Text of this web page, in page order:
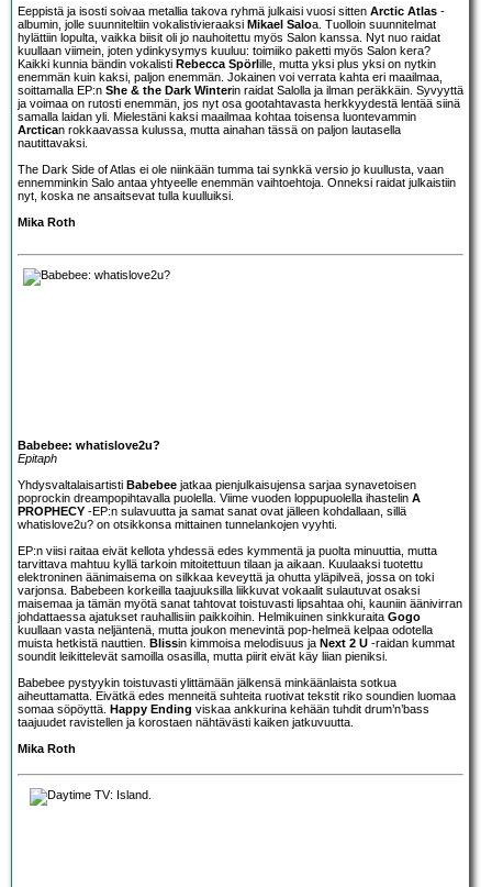
Eeppistä ja isosti soivaa metallia takova ryhmä julkaisi vuosi sitten Arctic Atlas -
albumin, jolle suunniteltiin vokalistivieraaksi Mikael Saloa. Tuolloin suunnitelmat
hylättiin lopulta, vaikka biisit oli jo nauhoitettu myös Salon kanssa. Nyt nuo raidat
kuullaan viimein, joten ydinkysymys kuuluu: toimiiko paketti myös Salon kera?
Kaikki kunnia bändin vokalisti Rebecca Spörl ille, mutta yksi plus yksi on nytkin
enemmän kuin kaksi, paljon enemmän. Jokainen voi verrata kahta eri maailmaa,
soittamalla EP:n She & the Dark Winterin raidat Salolla ja ilman peräkkäin. Syvyyttä
ja voimaa on rutosti enemmän, jos nyt osa gootahtavasta herkkyydestä lentää siinä
samalla laidan yli. Mielestäni kaksi maailmaa kohtaa toisensa luontevammin
Arctican rokkaavassa kulussa, mutta ainahan tässä on paljon lautasella
nautittavaksi.
The Dark Side of Atlas ei ole niinkään tumma tai synkkä versio jo kuullusta, vaan
ennemminkin Salo antaa yhtyeelle enemmän vaihtoehtoja. Onneksi raidat julkaistiin
nyt, koska ne ansaitsevat tulla kuulluiksi.
Mika Roth
Babebee: whatislove2u?
Epitaph
Yhdysvaltalaisartisti Babebee jatkaa pienjulkaisujensa sarjaa synavetoisen
poprockin dreampopihtavalla puolella. Viime vuoden loppupuolella ihastelin A
PROPHECY -EP:n sulavuutta ja samat sanat ovat jälleen kohdallaan, sillä
whatislove2u? on otsikkonsa mittainen tunnelankojen vyyhti.
EP:n viisi raitaa eivät kellota yhdessä edes kymmentä ja puolta minuuttia, mutta
tarvittava mahtuu kyllä tarkoin mitoitettuun tilaan ja aikaan. Kuulaaksi tuotettu
elektroninen äänimaisema on silkkaa keveyttä ja ohutta yläpilveä, jossa on toki
varjonsa. Babebeen korkeilla taajuuksilla liikkuvat vokaalit sulautuvat osaksi
maisemaa ja tämän myötä sanat tahtovat toistuvasti lipsahtaa ohi, kauniin äänivirran
johdattaessa ajatukset rauhallisiin paikkoihin. Helmikuinen sinkkuraita Gogo
kuullaan vasta neljäntenä, mutta joukon menevintä pop-helmeä kelpaa odotella
muista hetkistä nauttien. Blissin kimmoisa melodisuus ja Next 2 U -raidan kummat
soundit leikittelevät samoilla osasilla, mutta piirit eivät käy liian pieniksi.
Babebee pystyykin toistuvasti ylittämään jälkensä minkäänlaista sotkua
aiheuttamatta. Eivätkä edes menneitä suhteita ruotivat tekstit riko soundien luomaa
somaa söpöyttä. Happy Ending viskaa ankkurina kehään tuhdit drum’n’bass
taajuudet ravistellen ja korostaen nähtävästi kaiken jatkuvuutta.
Mika Roth